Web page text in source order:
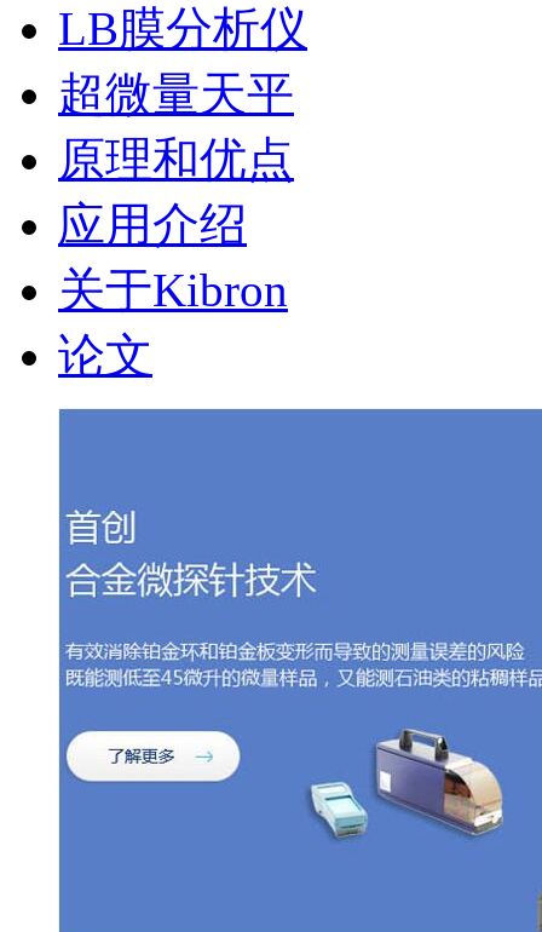
LB膜分析仪
超微量天平
原理和优点
应用介绍
关于Kibron
论文